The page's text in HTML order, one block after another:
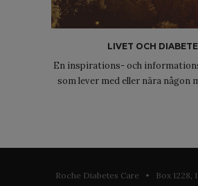
LIVET OCH
En inspirations- och
som lever med eller nära någon
Roche Diabetes Care • Box 1228,